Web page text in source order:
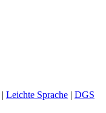
| Leichte Sprache | DGS